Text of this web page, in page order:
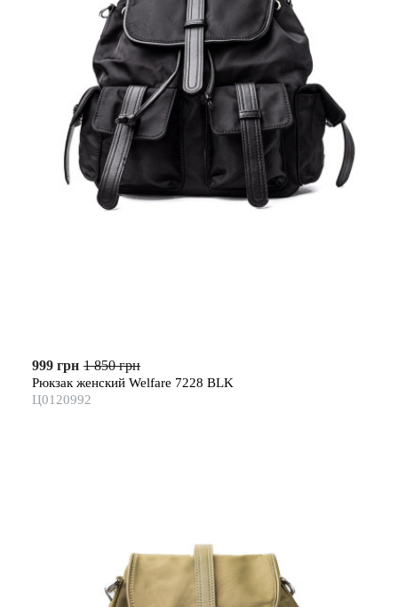
999 грн 1 850 грн
Рюкзак женский Welfare 7228 BLK
Ц0120992